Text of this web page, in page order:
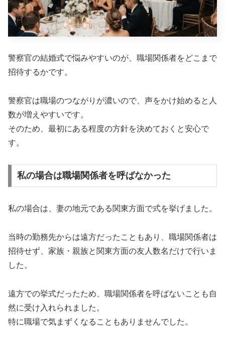
警察官の結婚式で悩みやすいのが、職場関係者をどこまで
招待するかです。
警察官は職場のつながりが濃いので、声をかけ始めると人
数が増えやすいです。
そのため、最初にある程度の方針を決めておくと安心で
す。
私の場合は職場関係者を呼ばなかった
私の場合は、妻の地元である関東方面で式を挙げました。
当時の勤務先からは遠方だったこともあり、職場関係者は
招待せず、家族・親族と関東方面の友人数名だけで行いま
した。
遠方での挙式だったため、職場関係者を呼ばないことも自
然に受け入れられました。
特に職場で気まずくなることもありませんでした。